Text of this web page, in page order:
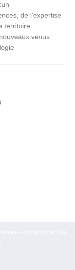
de l'expertise
territoire
venus